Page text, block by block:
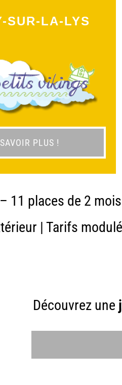
SUR-LA-LYS
PLUS !
11 places de 2
| Tarifs
Découvrez une